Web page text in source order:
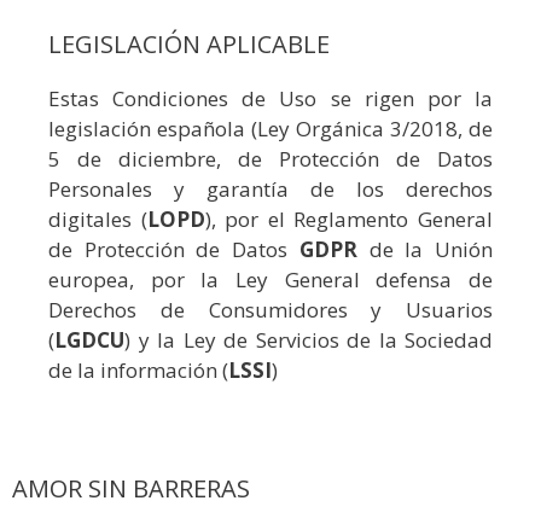
LEGISLACIÓN APLICABLE
Estas Condiciones de Uso se rigen por la
legislación española (Ley Orgánica 3/2018, de
5 de diciembre, de Protección de Datos
Personales y garantía de los derechos
digitales (LOPD), por el Reglamento General
de Protección de Datos GDPRde la Unión
europea, por la Ley General defensa de
Derechos de Consumidores y Usuarios
(LGDCU) y la Ley de Servicios de la Sociedad
de la información (LSSI)
AMOR SIN BARRERAS